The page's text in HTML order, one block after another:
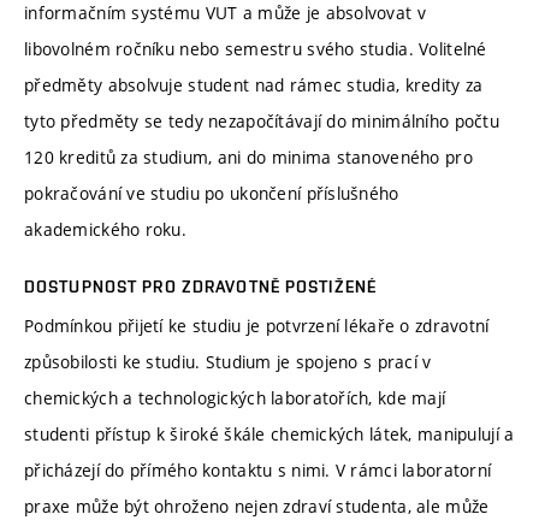
informačním systému VUT a může je absolvovat v
libovolném ročníku nebo semestru svého studia. Volitelné
předměty absolvuje student nad rámec studia, kredity za
tyto předměty se tedy nezapočítávají do minimálního počtu
120 kreditů za studium, ani do minima stanoveného pro
pokračování ve studiu po ukončení příslušného
akademického roku.
DOSTUPNOST PRO ZDRAVOTNĚ POSTIŽENÉ
Podmínkou přijetí ke studiu je potvrzení lékaře o zdravotní
způsobilosti ke studiu. Studium je spojeno s prací v
chemických a technologických laboratořích, kde mají
studenti přístup k široké škále chemických látek, manipulují a
přicházejí do přímého kontaktu s nimi. V rámci laboratorní
praxe může být ohroženo nejen zdraví studenta, ale může